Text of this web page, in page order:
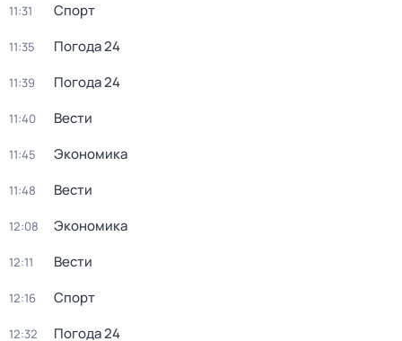
11:31 Спорт
11:35 Погода 24
11:39 Погода 24
11:40 Вести
11:45 Экономика
11:48 Вести
12:08 Экономика
12:11 Вести
12:16 Спорт
12:32 Погода 24